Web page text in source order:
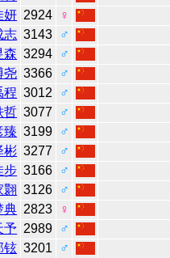
妍 2924
♀
志 3143
♂
森 3294
♂
尧 3366
♂
程 3012
♂
哲 3077
♂
臻 3199
♂
彬 3277
♂
步 3166
♂
翾 3126
♂
典 2823
♀
予 2989
♂
铉 3201
♂